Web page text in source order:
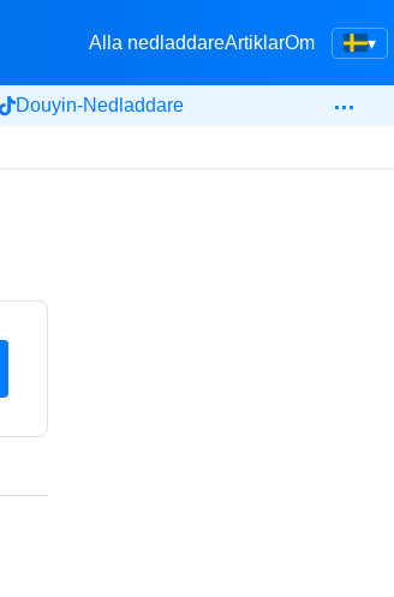
▾
Alla nedladdareArtiklarOm
Douyin-Nedladdare …